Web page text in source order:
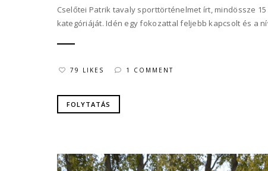
Cselőtei Patrik tavaly sporttörténelmet írt, mindössze
kategóriáját. Idén egy fokozattal feljebb kapcsolt és a
79 LIKES 1 COMMENT
FOLYTATÁS